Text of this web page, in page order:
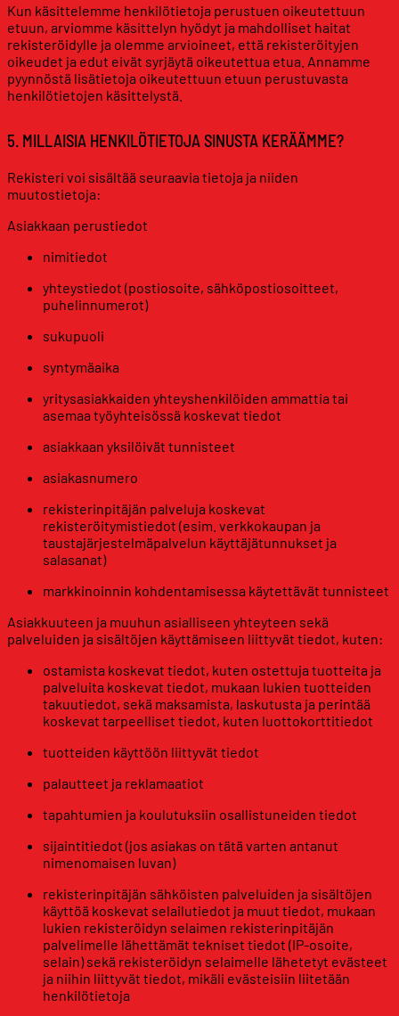
Kun käsittelemme henkilötietoja perustuen oikeutettuun
etuun, arviomme käsittelyn hyödyt ja mahdolliset haitat
rekisteröidylle ja olemme arvioineet, että rekisteröityjen
oikeudet ja edut eivät syrjäytä oikeutettua etua. Annamme
pyynnöstä lisätietoja oikeutettuun etuun perustuvasta
henkilötietojen käsittelystä.
5. MILLAISIA HENKILÖTIETOJA SINUSTA KERÄÄMME?
Rekisteri voi sisältää seuraavia tietoja ja niiden
muutostietoja:
Asiakkaan perustiedot
nimitiedot
yhteystiedot (postiosoite, sähköpostiosoitteet,
puhelinnumerot)
sukupuoli
syntymäaika
yritysasiakkaiden yhteyshenkilöiden ammattia tai
asemaa työyhteisössä koskevat tiedot
asiakkaan yksilöivät tunnisteet
asiakasnumero
rekisterinpitäjän palveluja koskevat
rekisteröitymistiedot (esim. verkkokaupan ja
taustajärjestelmäpalvelun käyttäjätunnukset ja
salasanat)
markkinoinnin kohdentamisessa käytettävät tunnisteet
Asiakkuuteen ja muuhun asialliseen yhteyteen sekä
palveluiden ja sisältöjen käyttämiseen liittyvät tiedot, kuten:
ostamista koskevat tiedot, kuten ostettuja tuotteita ja
palveluita koskevat tiedot, mukaan lukien tuotteiden
takuutiedot, sekä maksamista, laskutusta ja perintää
koskevat tarpeelliset tiedot, kuten luottokorttitiedot
tuotteiden käyttöön liittyvät tiedot
palautteet ja reklamaatiot
tapahtumien ja koulutuksiin osallistuneiden tiedot
sijaintitiedot (jos asiakas on tätä varten antanut
nimenomaisen luvan)
rekisterinpitäjän sähköisten palveluiden ja sisältöjen
käyttöä koskevat selailutiedot ja muut tiedot, mukaan
lukien rekisteröidyn selaimen rekisterinpitäjän
palvelimelle lähettämät tekniset tiedot (IP-osoite,
selain) sekä rekisteröidyn selaimelle lähetetyt evästeet
ja niihin liittyvät tiedot, mikäli evästeisiin liitetään
henkilötietoja